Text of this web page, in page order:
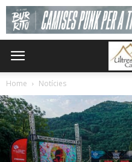
Home Notícies